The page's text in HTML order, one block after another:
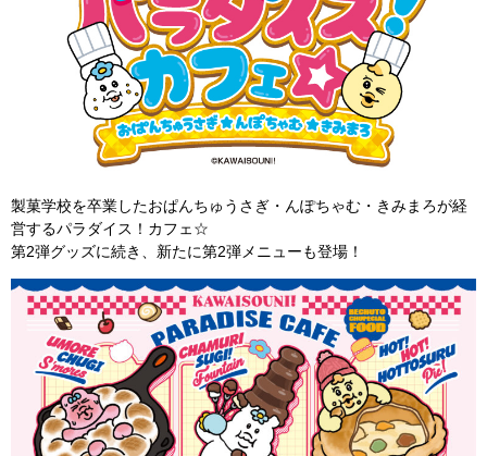
製菓学校を卒業したおぱんちゅうさぎ・んぽちゃむ・きみまろが経
営するパラダイス！カフェ☆
第2弾グッズに続き、新たに第2弾メニューも登場！